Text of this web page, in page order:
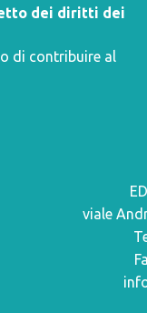
dei diritti dei
di contribuire al
viale